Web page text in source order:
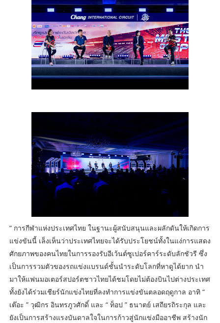
“ การกีฬาแห่งประเทศไทย ในฐานะผู้สนับสนุนและผลักดันให้เกิดการ
แข่งขันนี้ เล็งเห็นว่าประเทศไทยจะได้รับประโยชน์ทั้งในแง่การแสดง
ศักยภาพของคนไทยในการรองรับอีเว้นต์ซูเปอร์คาร์ระดับลักชัวรี ซึ่ง
เป็นการรวมตัวของรถแข่งแบรนด์ชั้นนำระดับโลกที่หาดูได้ยาก นำ
มาให้แฟนมอเตอร์สปอร์ตชาวไทยได้ชมโดยไม่ต้องบินไปต่างประเทศ
ทั้งยังได้ร่วมเชียร์นักแข่งไทยที่ลงทำการแข่งขันตลอดฤดูกาล อาทิ “
เต๊อะ ” วุฒิกร อินทรภูวศักดิ์ และ “ ท็อป ” ธนาตย์ เสถียรถิระกุล และ
ยังเป็นการสร้างแรงบันดาลใจในการก้าวสู่นักแข่งมืออาชีพ สร้างนัก